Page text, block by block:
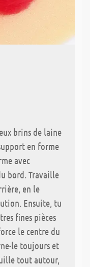
brins de laine
en forme
avec
bord. Travaille
en le
Ensuite, tu
fines pièces
le centre du
le toujours et
tout autour,